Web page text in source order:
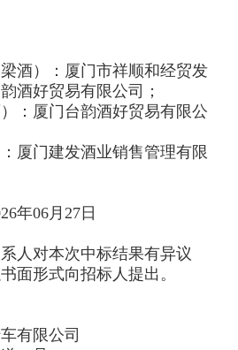
酒）：厦门市祥顺和经贸发
酒好贸易有限公司；
：厦门台韵酒好贸易有限公
厦门建发酒业销售管理有限
年06月27日
人对本次中标结果有异议
面形式向招标人提出。
有限公司